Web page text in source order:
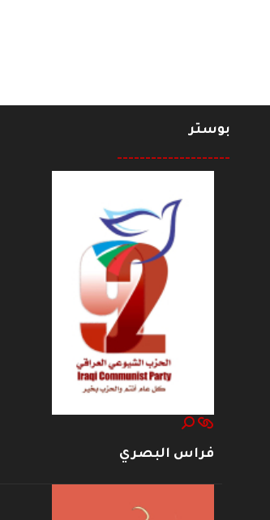
سكرتاريي منظمات الحزب الشيوعي العراقي خارج الوطن
بوستر
--------------------
فراس البصري